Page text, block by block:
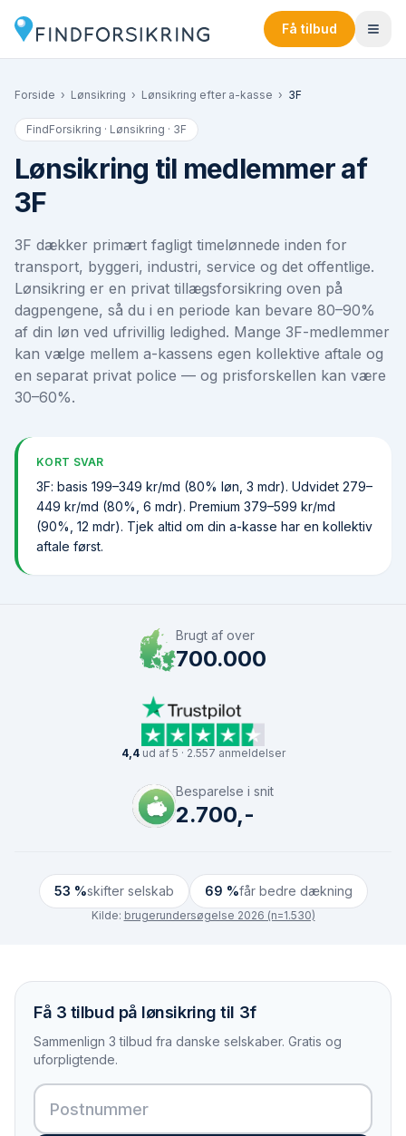
Få tilbud
Forside › Lønsikring › Lønsikring efter a-kasse › 3F
FindForsikring · Lønsikring · 3F
Lønsikring til medlemmer af
3F
3F dækker primært fagligt timelønnede inden for
transport, byggeri, industri, service og det offentlige.
Lønsikring er en privat tillægsforsikring oven på
dagpengene, så du i en periode kan bevare 80–90%
af din løn ved ufrivillig ledighed. Mange 3F-medlemmer
kan vælge mellem a-kassens egen kollektive aftale og
en separat privat police — og prisforskellen kan være
30–60%.
KORT SVAR
3F: basis 199–349 kr/md (80% løn, 3 mdr). Udvidet 279–
449 kr/md (80%, 6 mdr). Premium 379–599 kr/md
(90%, 12 mdr). Tjek altid om din a-kasse har en kollektiv
aftale først.
Brugt af over
700.000
4,4ud af 5 · 2.557 anmeldelser
Besparelse i snit
2.700,-
53 %skifter selskab 69 %får bedre dækning
Kilde: brugerundersøgelse 2026 (n=1.530)
Få 3 tilbud på lønsikring til 3f
Sammenlign 3 tilbud fra danske selskaber. Gratis og
uforpligtende.